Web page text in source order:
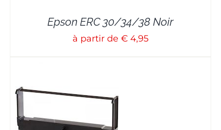
Epson ERC 30/34/38 Noir
à partir de € 4,95